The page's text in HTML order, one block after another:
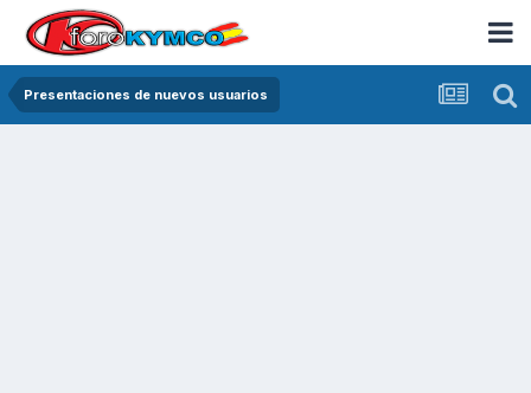
Presentaciones de nuevos usuarios